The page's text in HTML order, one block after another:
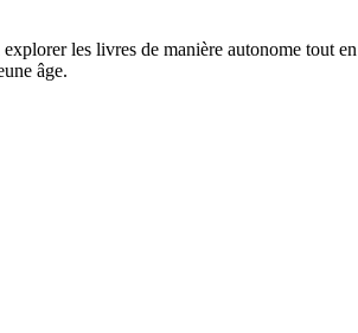
les livres de manière autonome tout en
âge.